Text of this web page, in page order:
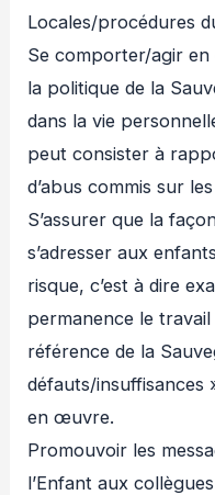
Locales/procédures
Se comporter/agir
la politique de la
dans la vie
peut consister à
d’abus commis sur
S’assurer que la
s’adresser aux
risque, c’est à dire
permanence le travail
référence de la
défauts/insuffisances
en œuvre.
Promouvoir les
l’Enfant aux